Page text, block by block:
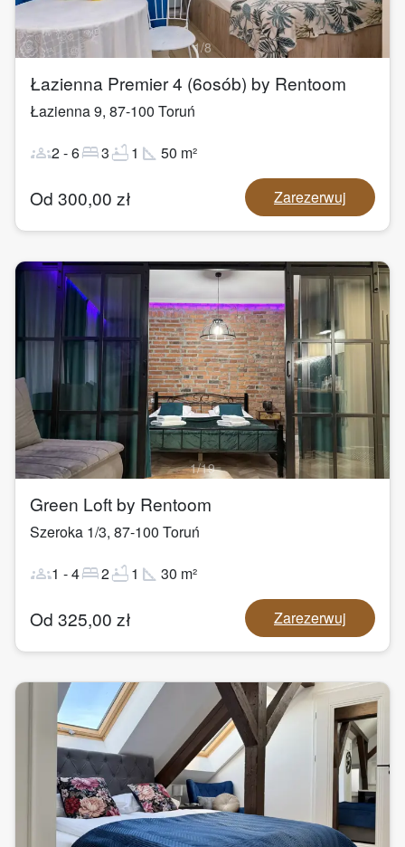
1/8
Łazienna Premier 4 (6osób) by Rentoom
Łazienna 9, 87-100 Toruń
groups2-6bed3bathtub1 square_foot 50 m²
Od 300,00 zł Zarezerwuj
1/19
Green Loft by Rentoom
Szeroka 1/3, 87-100 Toruń
groups1 -4bed2bathtub1 square_foot 30 m²
Od 325,00 zł Zarezerwuj